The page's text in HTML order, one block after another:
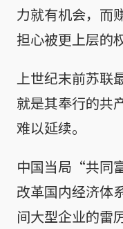
力就有机会，而
担心被更上层的
上世纪末前苏联
就是其奉行的共
难以延续。
中国当局“共同
改革国内经济体
间大型企业的雷